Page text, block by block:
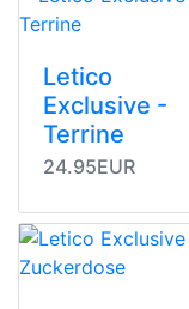
Letico
Exclusive -
Terrine
24.95EUR